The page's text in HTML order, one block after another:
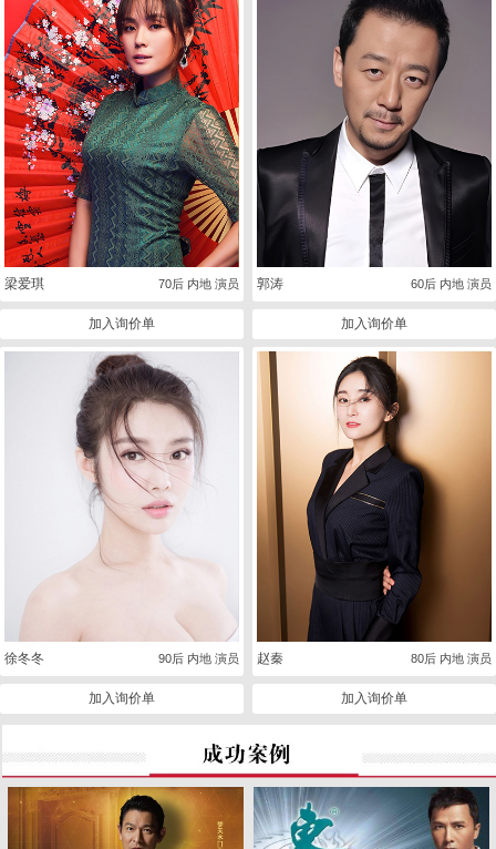
梁爱琪 70后 内地 演员
加入询价单
郭涛 60后 内地 演员
加入询价单
徐冬冬 90后 内地 演员
加入询价单
赵秦 80后 内地 演员
加入询价单